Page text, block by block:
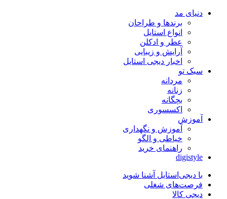
دنیای مد
برندها و طراحان
انواع استایل
عطر و ادکلن
آرایش و زیبایی
اخبار دیجی استایل
سبک تو
مردانه
زنانه
بچگانه
اکسسوری
آموزش
آموزش و نگهداری
خیاطی و الگو
راهنمای خرید
digistyle
با دیجی‌استایل آشنا شوید
فرصت‌های شغلی
دیجی کالا